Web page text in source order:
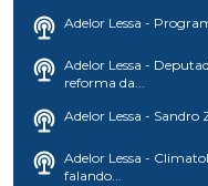
Adelor Lessa -
Adelor Lessa -
reforma da...
Adelor Lessa -
Adelor Lessa -
falando...